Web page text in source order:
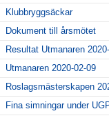
Klubbryggsäckar
Dokument till årsmötet
Resultat Utmanaren
Utmanaren 2020-02-09
Roslagsmästerskapen
Fina simningar under